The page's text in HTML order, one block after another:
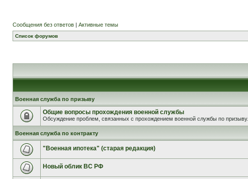
Сообщения без ответов | Активные темы
Список форумов
Военная служба по призыву
Общие вопросы прохождения военной службы
Обсуждение проблем, связанных с прохождением военной службы по призыву.
Военная служба по контракту
"Военная ипотека" (старая редакция)
Новый облик ВС РФ